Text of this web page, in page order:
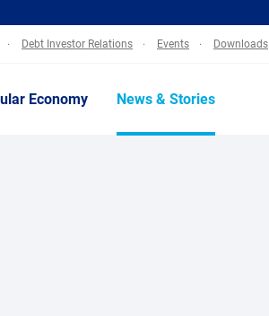
Debt Investor Relations Events Downloads
Economy News & Stories